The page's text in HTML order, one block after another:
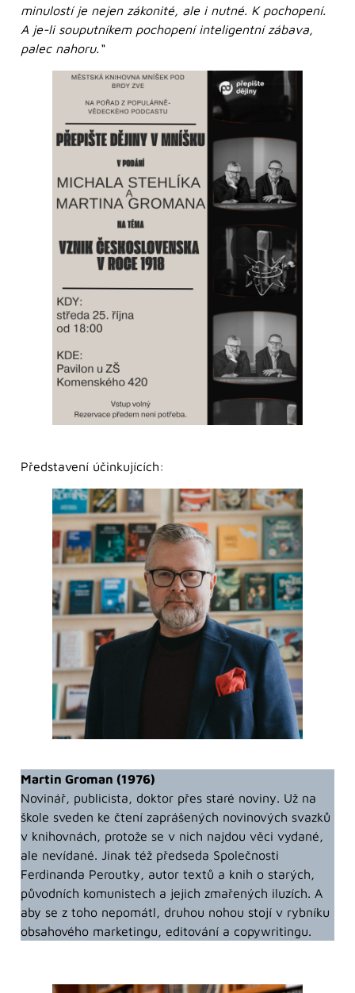
minulostí je nejen zákonité, ale i nutné. K pochopení.
A je-li souputníkem pochopení inteligentní zábava,
palec nahoru.“
Představení účinkujících:
Martin Groman (1976)
Novinář, publicista, doktor přes staré noviny. Už na
škole sveden ke čtení zaprášených novinových svazků
v knihovnách, protože se v nich najdou věci vydané,
ale nevídané. Jinak též předseda Společnosti
Ferdinanda Peroutky, autor textů a knih o starých,
původních komunistech a jejich zmařených iluzích. A
aby se z toho nepomátl, druhou nohou stojí v rybníku
obsahového marketingu, editování a copywritingu.